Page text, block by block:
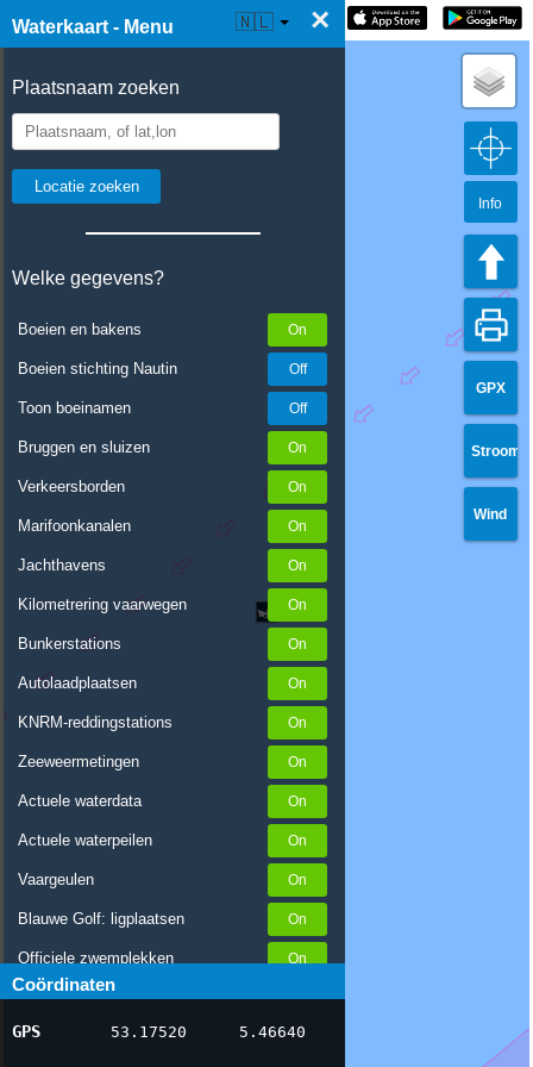
Waterkaart - Menu ×
Plaatsnaam zoeken
Welke gegevens?
Boeien en bakens
Boeien stichting Nautin
Toon boeinamen
Bruggen en sluizen
Verkeersborden
Marifoonkanalen
Jachthavens
Kilometrering vaarwegen
Bunkerstations
Autolaadplaatsen
KNRM-reddingstations
Zeeweermetingen
Actuele waterdata
Actuele waterpeilen
Vaargeulen
Blauwe Golf: ligplaatsen
Officiele zwemplekken
Stremmingen/hinder
AIS scheepsposities
Coördinaten
GPS 53.17520 5.46640
☰ Waterkaart Live 🇳🇱
GPX
Stroom
Wind
Info